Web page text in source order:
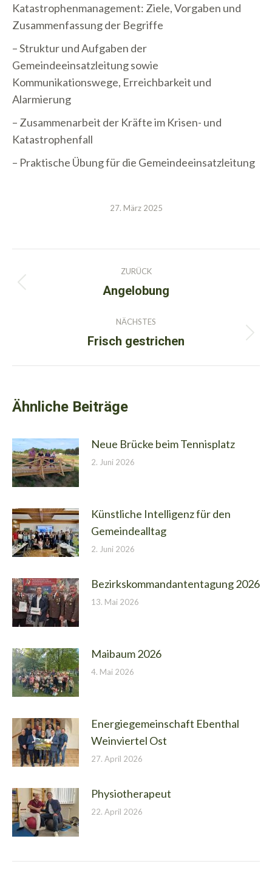
Katastrophenmanagement: Ziele, Vorgaben und
Zusammenfassung der Begriffe
– Struktur und Aufgaben der
Gemeindeeinsatzleitung sowie
Kommunikationswege, Erreichbarkeit und
Alarmierung
– Zusammenarbeit der Kräfte im Krisen- und
Katastrophenfall
– Praktische Übung für die Gemeindeeinsatzleitung
27. März 2025
Kommentarnavigation
ZURÜCK
Vorheriger
Angelobung
NÄCHSTES
Nächster
Frisch gestrichen
Ähnliche Beiträge
Neue Brücke beim Tennisplatz
2. Juni 2026
Künstliche Intelligenz für den
Gemeindealltag
2. Juni 2026
Bezirkskommandantentagung 2026
13. Mai 2026
Maibaum 2026
4. Mai 2026
Energiegemeinschaft Ebenthal
Weinviertel Ost
27. April 2026
Physiotherapeut
22. April 2026